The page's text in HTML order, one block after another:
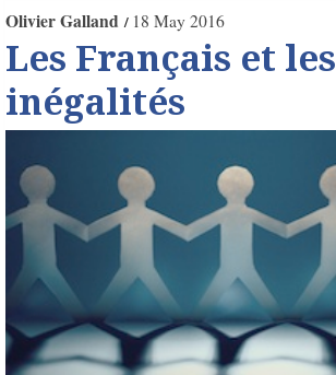
Olivier Galland 18 May 2016
Les Français et les
inégalités